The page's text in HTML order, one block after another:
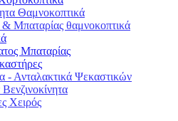
Θαμνοκοπτικά
Μπαταρίας θαμνοκοπτικά
Μπαταρίας
- Ανταλακτικά Ψεκαστικών
Χειρός